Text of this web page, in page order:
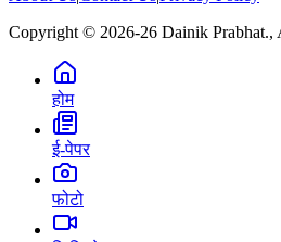
Copyright © 2026-26 Dainik Prabhat.,
होम
ई-पेपर
फोटो